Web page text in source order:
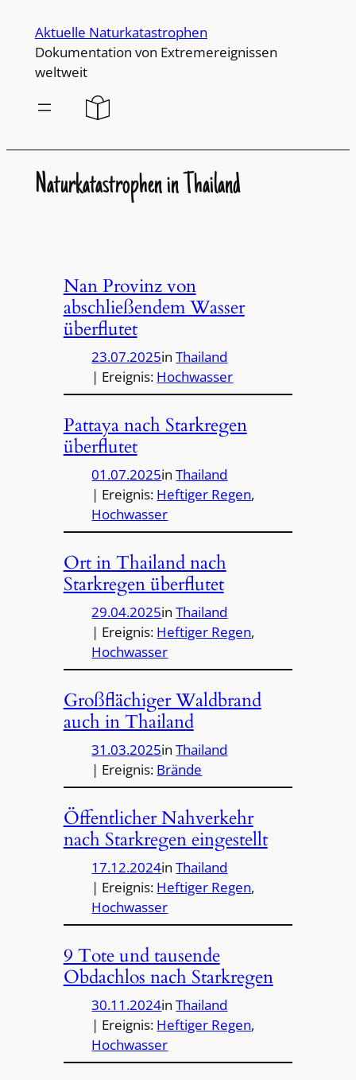
Inhalt
wechseln
Aktuelle Naturkatastrophen
Dokumentation von Extremereignissen
weltweit
Naturkatastrophen in Thailand
Nan Provinz von
abschließendem Wasser
überflutet
23.07.2025inThailand
| Ereignis: Hochwasser
Pattaya nach Starkregen
überflutet
01.07.2025inThailand
| Ereignis: Heftiger Regen
Hochwasser
Ort in Thailand nach
Starkregen überflutet
29.04.2025inThailand
| Ereignis: Heftiger Regen
Hochwasser
Großflächiger Waldbrand
auch in Thailand
31.03.2025inThailand
| Ereignis: Brände
Öffentlicher Nahverkehr
nach Starkregen eingestellt
17.12.2024inThailand
| Ereignis: Heftiger Regen
Hochwasser
9 Tote und tausende
Obdachlos nach Starkregen
30.11.2024inThailand
| Ereignis: Heftiger Regen
Hochwasser